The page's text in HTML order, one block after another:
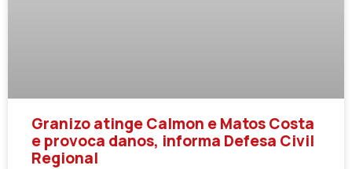
Granizo atinge Calmon e Matos Costa
e provoca danos, informa Defesa Civil
Regional